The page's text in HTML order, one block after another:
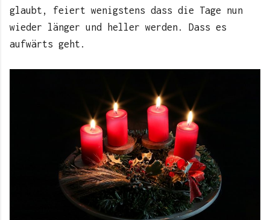
glaubt, feiert wenigstens dass die Tage nun
wieder länger und heller werden. Dass es
aufwärts geht.